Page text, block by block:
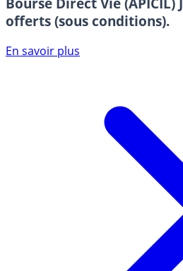
offerts (sous conditions).
En savoir plus